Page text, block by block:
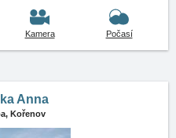
Kamera Počasí
Anna
Kořenov